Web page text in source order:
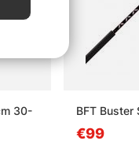
30-
BFT
€99